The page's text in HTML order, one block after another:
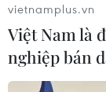
vietnamplus.vn
Việt Nam là
nghiệp bán